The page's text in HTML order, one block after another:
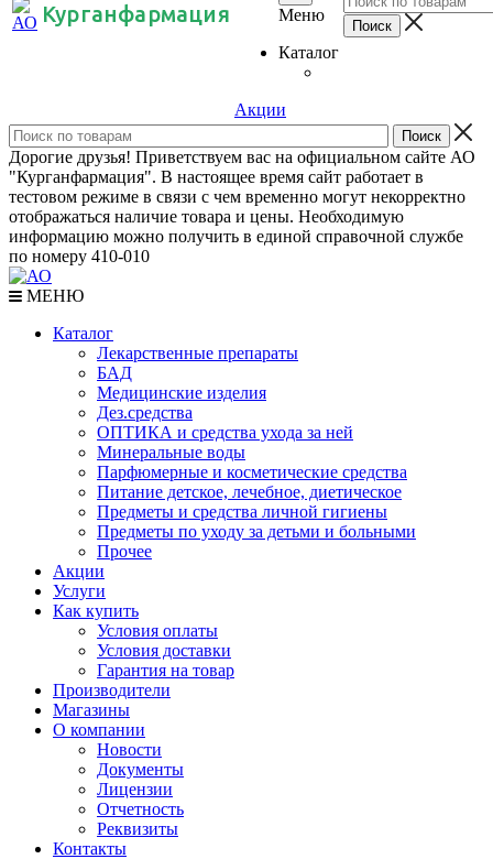
Курганфармация
Меню
Каталог
Акции
Дорогие друзья! Приветствуем вас на официальном сайте АО
"Курганфармация". В настоящее время сайт работает в
тестовом режиме в связи с чем временно могут некорректно
отображаться наличие товара и цены. Необходимую
информацию можно получить в единой справочной службе
по номеру 410-010
МЕНЮ
Каталог
Лекарственные препараты
БАД
Медицинские изделия
Дез.средства
ОПТИКА и средства ухода за ней
Минеральные воды
Парфюмерные и косметические средства
Питание детское, лечебное, диетическое
Предметы и средства личной гигиены
Предметы по уходу за детьми и больными
Прочее
Акции
Услуги
Как купить
Условия оплаты
Условия доставки
Гарантия на товар
Производители
Магазины
О компании
Новости
Документы
Лицензии
Отчетность
Реквизиты
Контакты